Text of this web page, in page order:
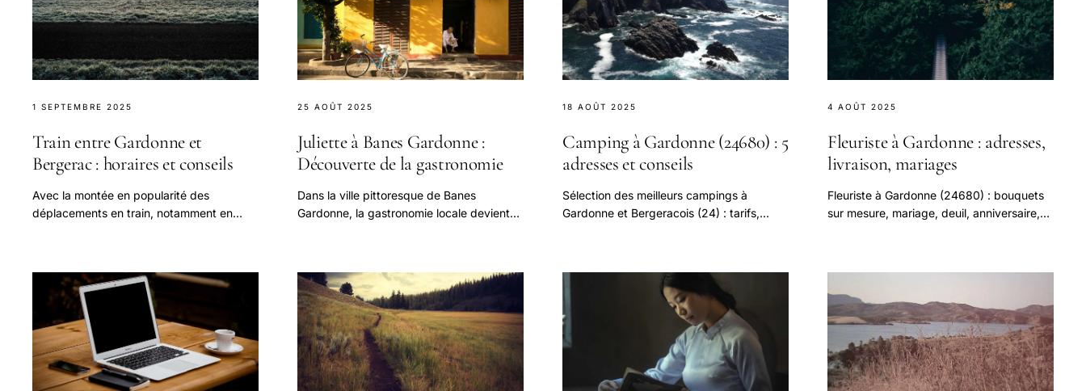
1 SEPTEMBRE 2025
Train entre Gardonne et
Bergerac : horaires et conseils
Avec la montée en popularité des
déplacements en train, notamment en
25 AOÛT 2025
Juliette à Banes Gardonne :
Découverte de la gastronomie
Dans la ville pittoresque de Banes
Gardonne, la gastronomie locale devient
18 AOÛT 2025
Camping à Gardonne (24680) : 5
adresses et conseils
Sélection des meilleurs campings à
Gardonne et Bergeracois (24) : tarifs,
4 AOÛT 2025
Fleuriste à Gardonne : adresses,
livraison, mariages
Fleuriste à Gardonne (24680) : bouquets
sur mesure, mariage, deuil, anniversaire,